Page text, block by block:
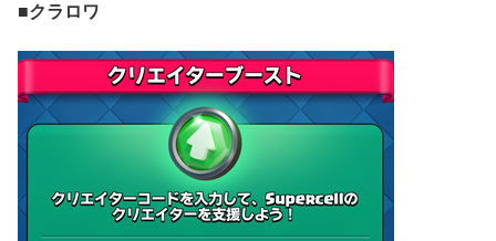
■クラロワ